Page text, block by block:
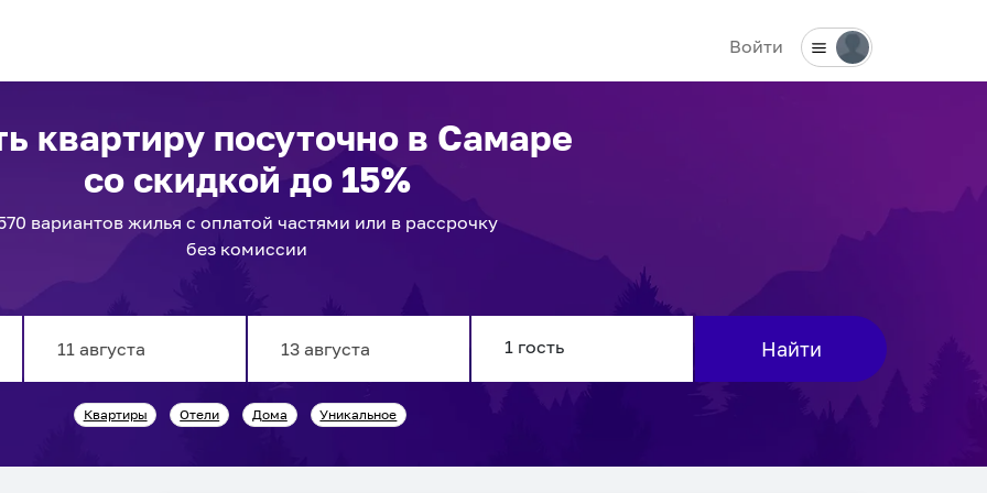
Войти
квартиру посуточно в Самаре
со скидкой до 15%
вариантовжилья с оплатой частями или в рассрочку
без комиссии
forward
interact
backward
interact
Найти
Квартиры Отели Дома Уникальное